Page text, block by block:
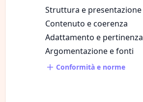
Struttura e presentazione
Contenuto e coerenza
Adattamento e pertinenza
Argomentazione e fonti
Conformità e norme